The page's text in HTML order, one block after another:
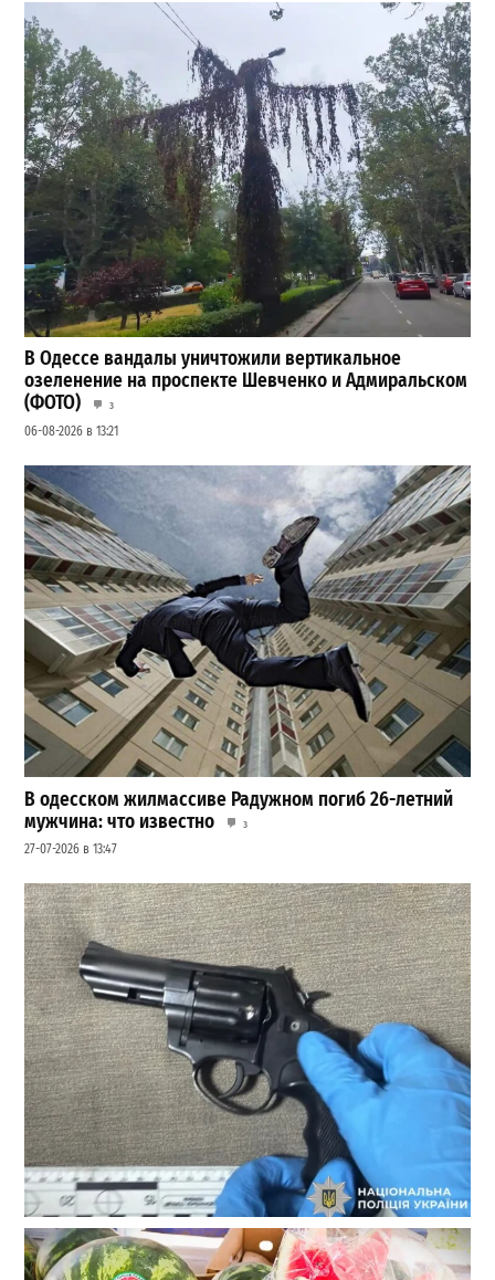
В Одессе вандалы уничтожили вертикальное
озеленение на проспекте Шевченко и Адмиральском
(ФОТО)
3
06-08-2026 в 13:21
В одесском жилмассиве Радужном погиб 26-летний
мужчина: что известно
3
27-07-2026 в 13:47
В Одессе стреляли по сотрудникам ТЦК: есть
раненые (ОБНОВЛЕНО)
2